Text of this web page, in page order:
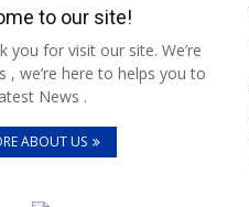
to our site!
you for visit our site. We’re
, we’re here to helps you to
News .
ABOUT US